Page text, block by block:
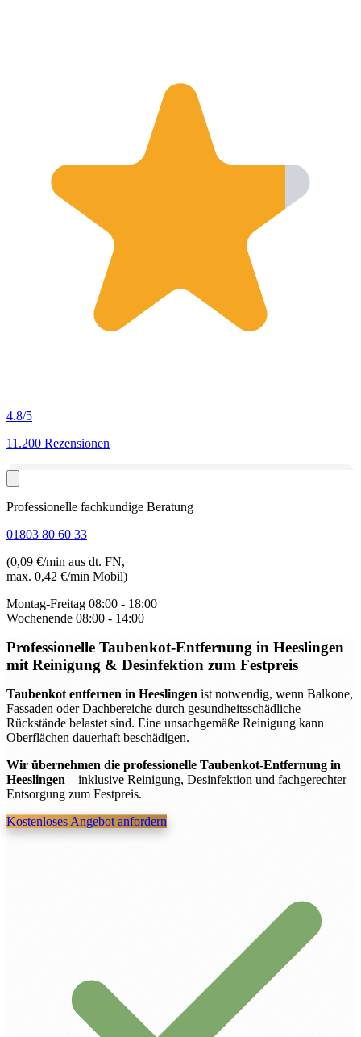
4.8/5
11.200 Rezensionen
Professionelle fachkundige Beratung
01803 80 60 33
(0,09 €/min aus dt. FN,
max. 0,42 €/min Mobil)
Montag-Freitag 08:00 - 18:00
Wochenende 08:00 - 14:00
Professionelle Taubenkot-Entfernung in Heeslingen
mit Reinigung & Desinfektion zum Festpreis
Taubenkot entfernen in Heeslingen ist notwendig, wenn Balkone,
Fassaden oder Dachbereiche durch gesundheitsschädliche
Rückstände belastet sind. Eine unsachgemäße Reinigung kann
Oberflächen dauerhaft beschädigen.
Wir übernehmen die professionelle Taubenkot-Entfernung in
Heeslingen – inklusive Reinigung, Desinfektion und fachgerechter
Entsorgung zum Festpreis.
Kostenloses Angebot anfordern